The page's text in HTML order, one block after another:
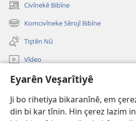
Eyarên Veşarîtiyê
Ji bo rihetiya bikaranînê, em
din bi kar tînin. Hin çerez lazim
Civînekê Bibîne
(opens
new
window)
Komcivîneke Sêrojî Bibîne
(opens
new
window)
Tiştên Nû
Vîdeo
Lêgerîna Malperê
Bexşên Bidil
(opens
new